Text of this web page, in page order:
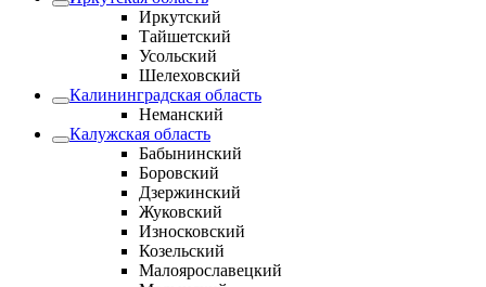
Иркутский
Тайшетский
Усольский
Шелеховский
Калининградская область
Неманский
Калужская область
Бабынинский
Боровский
Дзержинский
Жуковский
Износковский
Козельский
Малоярославецкий